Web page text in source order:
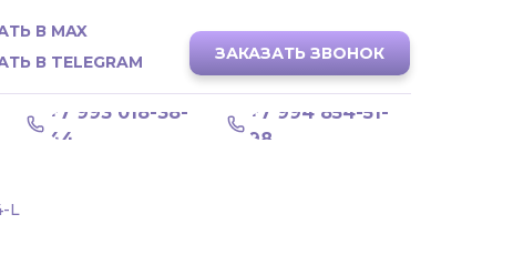
+7 994 854-51-
98
+7 993 018-38-
44
ЗАКАЗАТЬ ЗВОНОК
В TELEGRAM
В MAX
L